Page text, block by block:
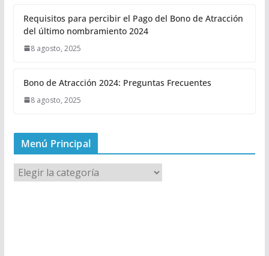
Requisitos para percibir el Pago del Bono de Atracción
del último nombramiento 2024
8 agosto, 2025
Bono de Atracción 2024: Preguntas Frecuentes
8 agosto, 2025
Menú Principal
M
e